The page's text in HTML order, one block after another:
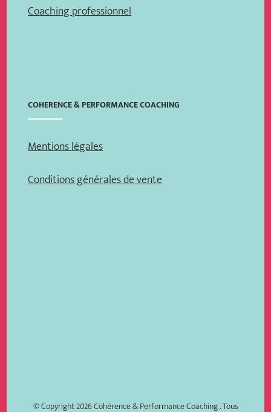
Coaching professionnel
COHERENCE & PERFORMANCE COACHING
Mentions légales
Conditions générales de vente
© Copyright 2026Cohérence & Performance Coaching. Tous